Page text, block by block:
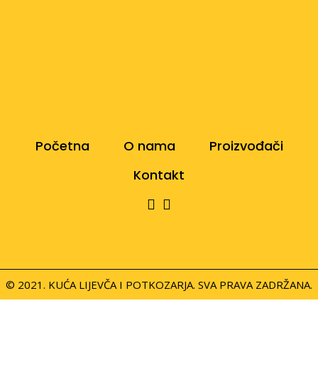
Početna O nama
Proizvođači
Kontakt
© 2021. KUĆA LIJEVČA I POTKOZARJA. SVA PRAVA ZADRŽANA.